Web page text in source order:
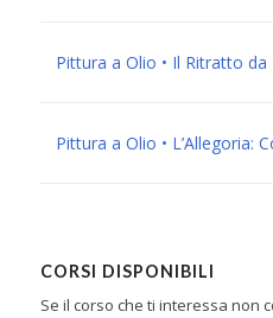
Pittura a Olio • Il Ritratto
Pittura a Olio • L’Allegoria:
CORSI DISPONIBILI
Se il corso che ti interessa non